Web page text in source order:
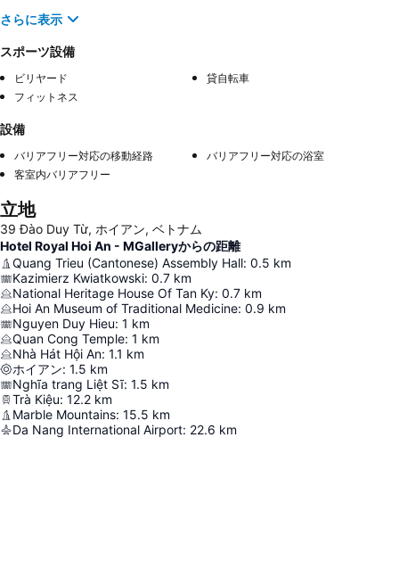
さらに表示
スポーツ設備
ビリヤード
貸自転車
フィットネス
設備
バリアフリー対応の移動経路
バリアフリー対応の浴室
客室内バリアフリー
立地
39 Đào Duy Từ, ホイアン, ベトナム
Hotel Royal Hoi An - MGalleryからの距離
Quang Trieu (Cantonese) Assembly Hall: 0.5 km
Kazimierz Kwiatkowski: 0.7 km
National Heritage House Of Tan Ky: 0.7 km
Hoi An Museum of Traditional Medicine: 0.9 km
Nguyen Duy Hieu: 1 km
Quan Cong Temple: 1 km
Nhà Hát Hội An: 1.1 km
ホイアン: 1.5 km
Nghĩa trang Liệt Sĩ: 1.5 km
Trà Kiệu: 12.2 km
Marble Mountains: 15.5 km
Da Nang International Airport: 22.6 km